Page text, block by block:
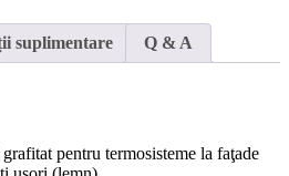
suplimentare Q & A
pentru termosisteme la faţade